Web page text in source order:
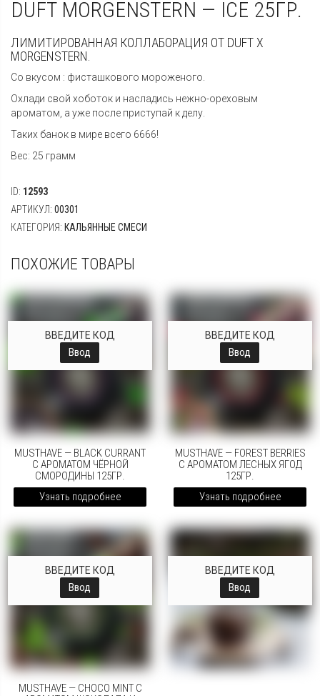
DUFT MORGENSTERN — ICE 25ГР.
ЛИМИТИРОВАННАЯ КОЛЛАБОРАЦИЯ ОТ DUFT X
MORGENSTERN.
Со вкусом : фисташкового мороженого.
Охлади свой хоботок и насладись нежно-ореховым
ароматом, а уже после приступай к делу.
Таких банок в мире всего 6666!
Вес: 25 грамм
ID: 12593
АРТИКУЛ: 00301
КАТЕГОРИЯ: КАЛЬЯННЫЕ СМЕСИ
ПОХОЖИЕ ТОВАРЫ
ВВЕДИТЕ КОД
Ввод
MUSTHAVE — BLACK CURRANT
С АРОМАТОМ ЧЁРНОЙ
СМОРОДИНЫ 125ГР.
Узнать подробнее
ВВЕДИТЕ КОД
Ввод
MUSTHAVE — FOREST BERRIES
С АРОМАТОМ ЛЕСНЫХ ЯГОД
125ГР.
Узнать подробнее
ВВЕДИТЕ КОД
Ввод
MUSTHAVE — CHOCO MINT С
ВВЕДИТЕ КОД
Ввод